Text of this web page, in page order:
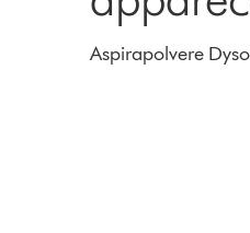
Aspirapolvere